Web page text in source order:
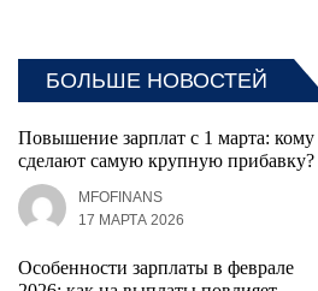
БОЛЬШЕ НОВОСТЕЙ
Повышение зарплат с 1 марта: кому
сделают самую крупную прибавку?
MFOFINANS
17 МАРТА 2026
Особенности зарплаты в феврале